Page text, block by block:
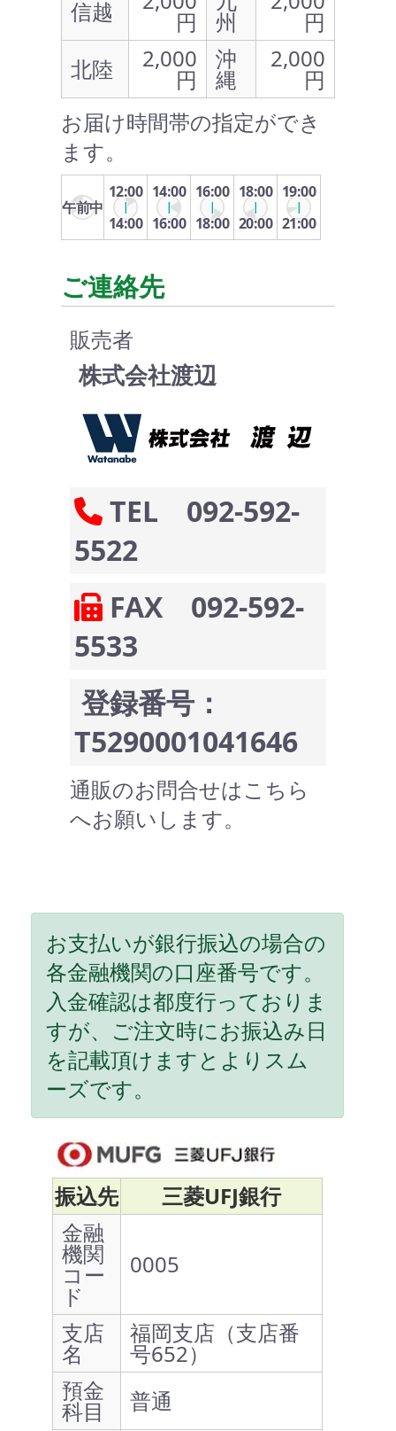
信越 円 州
円
北陸
2,000
円
沖
縄
2,000
円
お届け時間帯の指定ができ
ます。
午前中
12:00
14:00
14:00
16:00
16:00
18:00
18:00
20:00
19:00
21:00
ご連絡先
販売者
株式会社渡辺
TEL 092-592-
5522
FAX 092-592-
5533
登録番号：
T5290001041646
通販のお問合せはこちら
へお願いします。
お支払いが銀行振込の場合の
各金融機関の口座番号です。
入金確認は都度行っておりま
すが、ご注文時にお振込み日
を記載頂けますとよりスム
ーズです。
振込先
三菱UFJ銀行
金融
機関
コー
ド
0005
支店
名
福岡支店（支店番
号652）
預金
科目
普通